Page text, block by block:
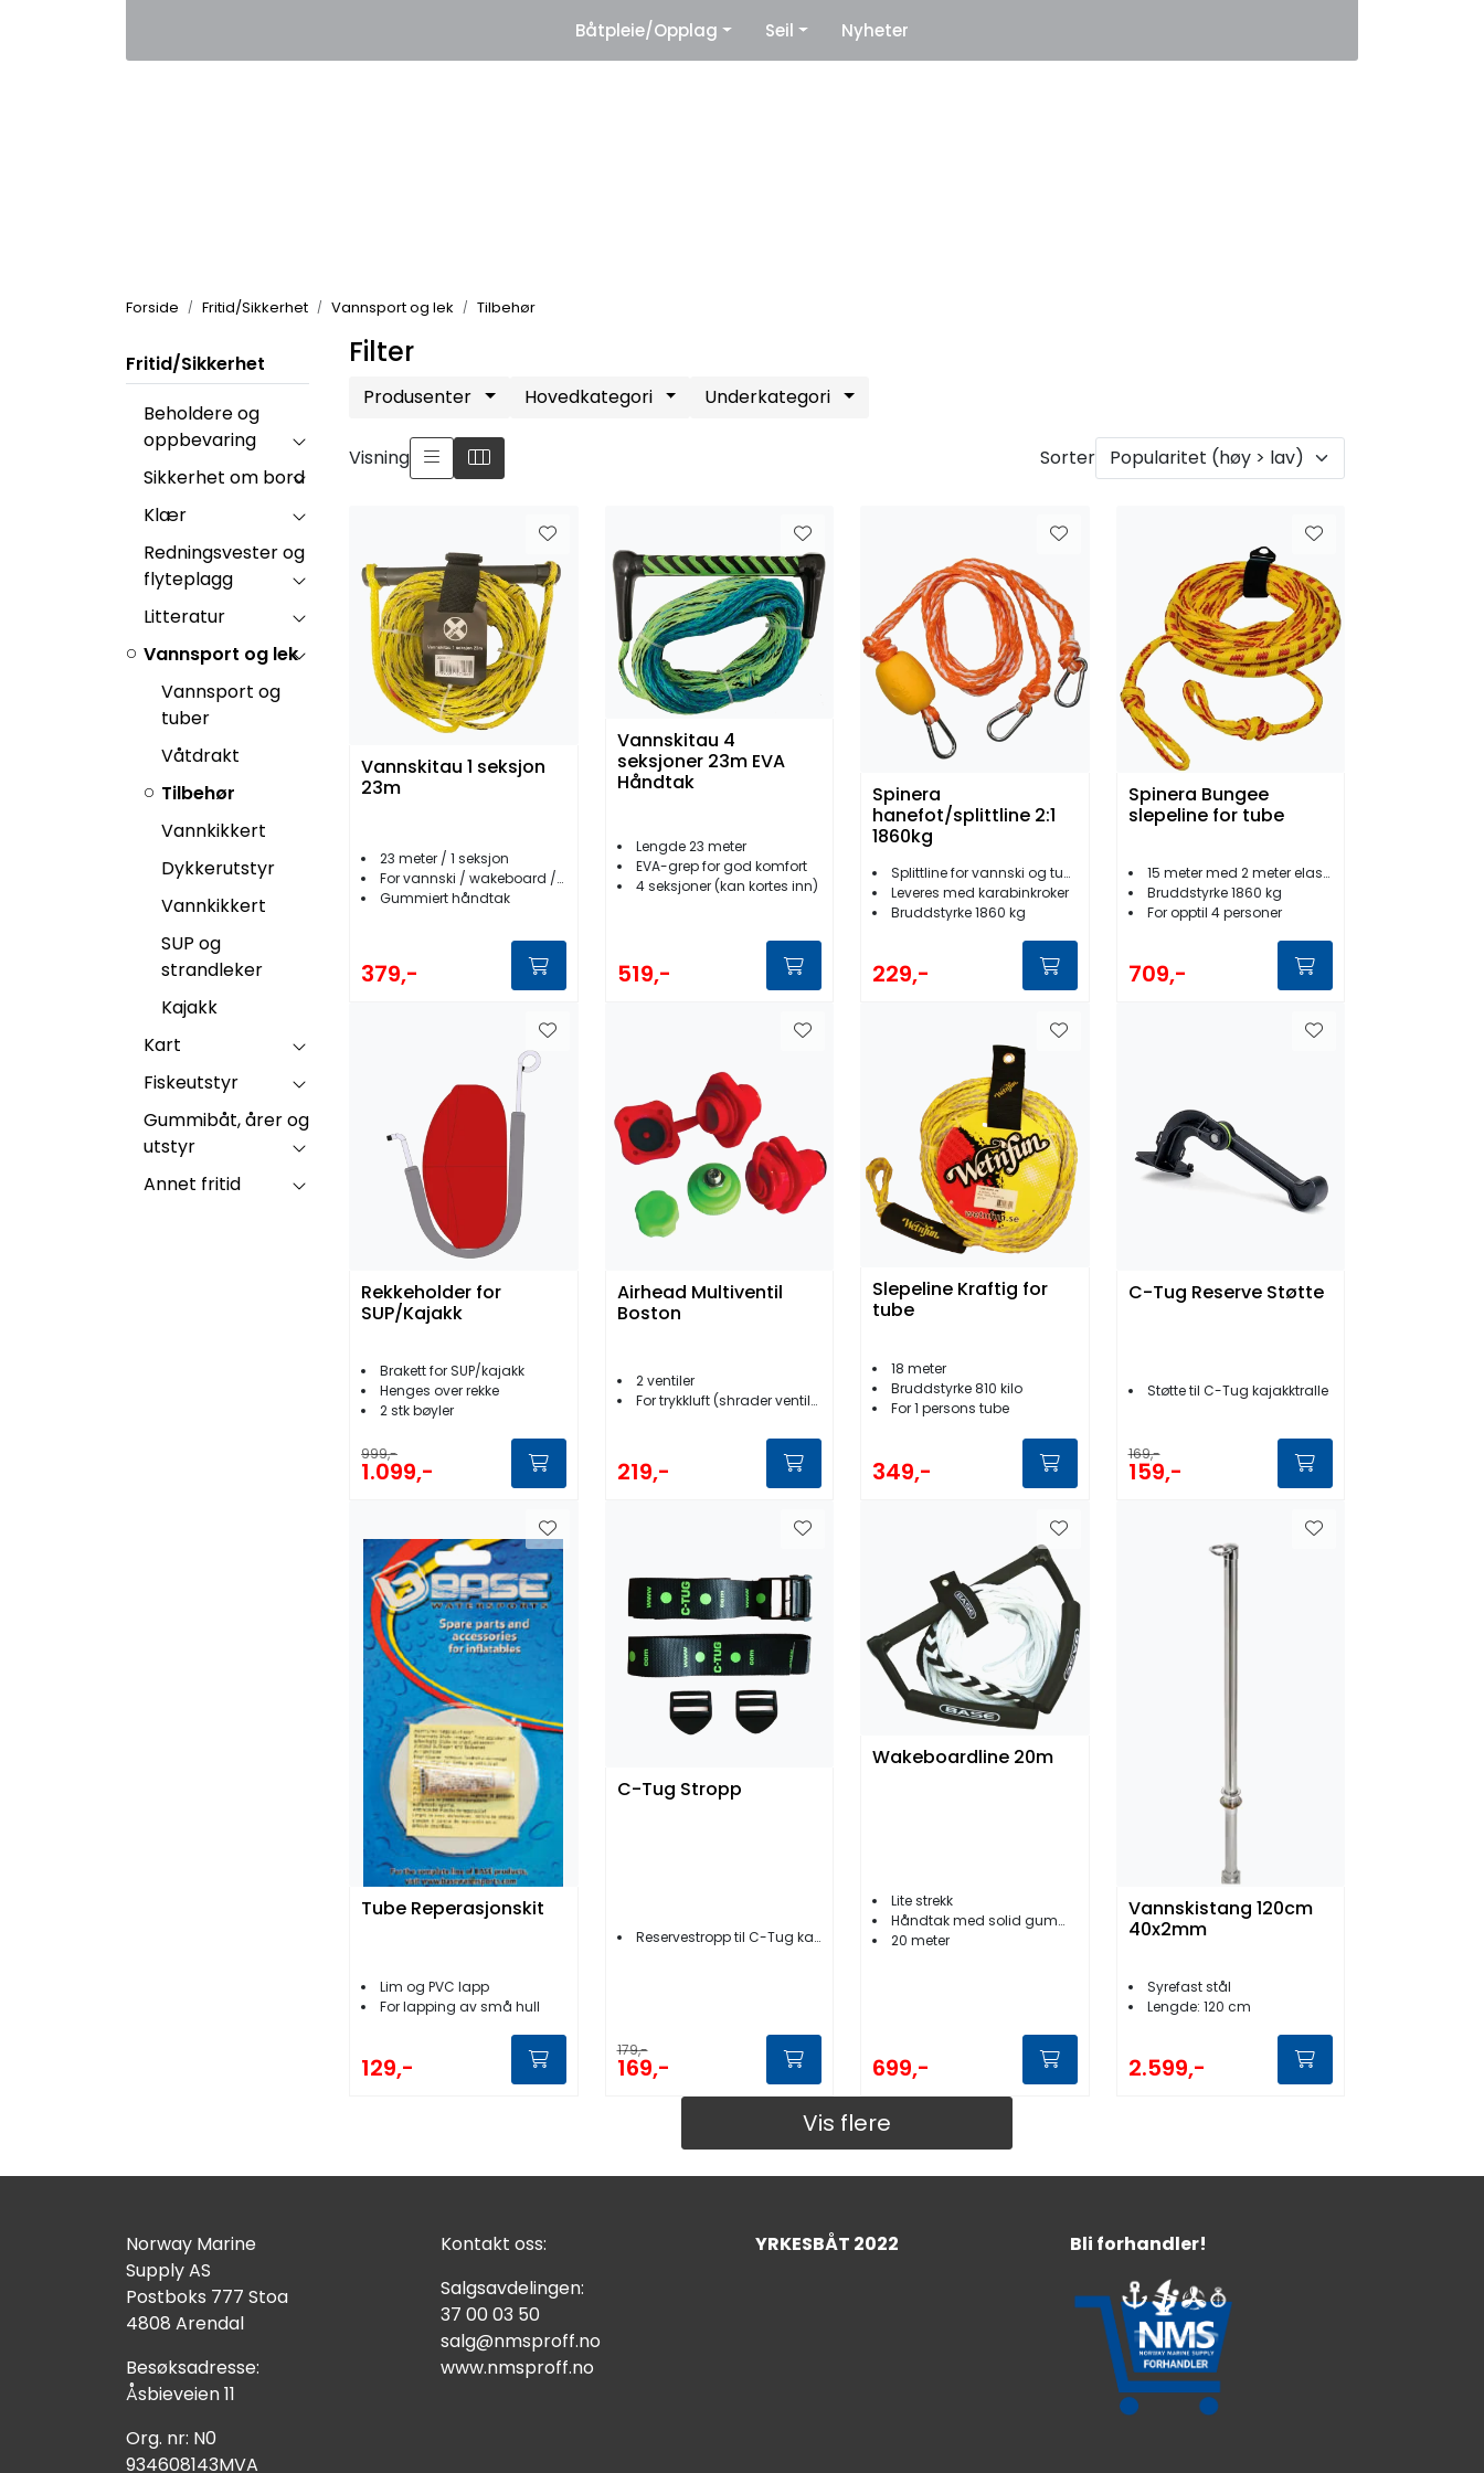
Leverandører
Båtpleie/Opplag Seil Nyheter
Forside Fritid/Sikkerhet Vannsport og lek Tilbehør
Fritid/Sikkerhet
Beholdere og
oppbevaring
Sikkerhet om bord
Klær
Redningsvester og
flyteplagg
Litteratur
Vannsport og lek
Vannsport og
tuber
Våtdrakt
Tilbehør
Vannkikkert
Dykkerutstyr
Vannkikkert
SUP og
strandleker
Kajakk
Kart
Fiskeutstyr
Gummibåt, årer og
utstyr
Annet fritid
Filter
Produsenter Hovedkategori Underkategori
Visning Sorter
Vannskitau 1 seksjon
23m
23 meter / 1 seksjon
For vannski / wakeboard / kneeboard
Gummiert håndtak
379,-
Vannskitau 4
seksjoner 23m EVA
Håndtak
Lengde 23 meter
EVA-grep for god komfort
4 seksjoner (kan kortes inn)
519,-
Spinera
hanefot/splittline 2:1
1860kg
Splittline for vannski og tube
Leveres med karabinkroker
Bruddstyrke 1860 kg
229,-
Spinera Bungee
slepeline for tube
15 meter med 2 meter elastikk
Bruddstyrke 1860 kg
For opptil 4 personer
709,-
Rekkeholder for
SUP/Kajakk
Brakett for SUP/kajakk
Henges over rekke
2 stk bøyler
999,-
1.099,-
Airhead Multiventil
Boston
2 ventiler
For trykkluft (shrader ventil) og/eller vanlige luftpumper
219,-
Slepeline Kraftig for
tube
18 meter
Bruddstyrke 810 kilo
For 1 persons tube
349,-
C-Tug Reserve Støtte
Støtte til C-Tug kajakktralle
169,-
159,-
Tube Reperasjonskit
Lim og PVC lapp
For lapping av små hull
129,-
C-Tug Stropp
Reservestropp til C-Tug kajakktralle
179,-
169,-
Wakeboardline 20m
Lite strekk
Håndtak med solid gummigrep
20 meter
699,-
Vannskistang 120cm
40x2mm
Syrefast stål
Lengde: 120 cm
2.599,-
Vis flere
Norway Marine
Supply AS
Postboks 777 Stoa
4808 Arendal
Besøksadresse:
Åsbieveien 11
Org. nr: N0
934608143MVA
Kontakt oss:
Salgsavdelingen:
37 00 03 50
salg@nmsproff.no
www.nmsproff.no
YRKESBÅT 2022 Bli forhandler!